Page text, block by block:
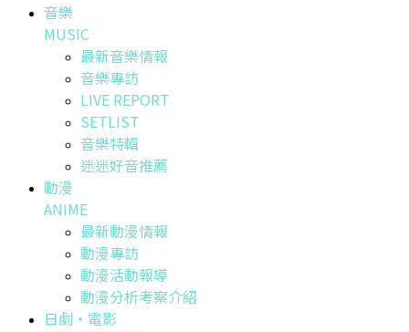
音樂
MUSIC
最新音樂情報
音樂專訪
LIVE REPORT
SETLIST
音樂特輯
迷迷好音推薦
動漫
ANIME
最新動漫情報
動漫專訪
動漫活動報導
動漫分析考察介紹
日劇・電影